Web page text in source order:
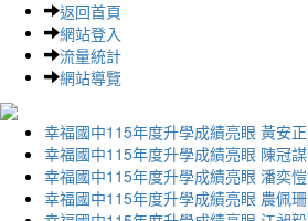
返回首頁
網站登入
流量統計
網站導覽
幸福國中115年度升學成績亮眼 黃安
幸福國中115年度升學成績亮眼 陳冠
幸福國中115年度升學成績亮眼 潘奕
幸福國中115年度升學成績亮眼 農佩